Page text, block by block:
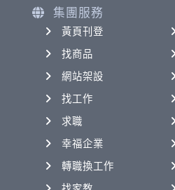
集團服務
黃頁刊登
找商品
網站架設
找工作
求職
幸福企業
轉職換工作